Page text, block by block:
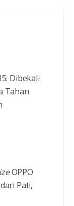
Dibekali
Tahan
OPPO
Pati,